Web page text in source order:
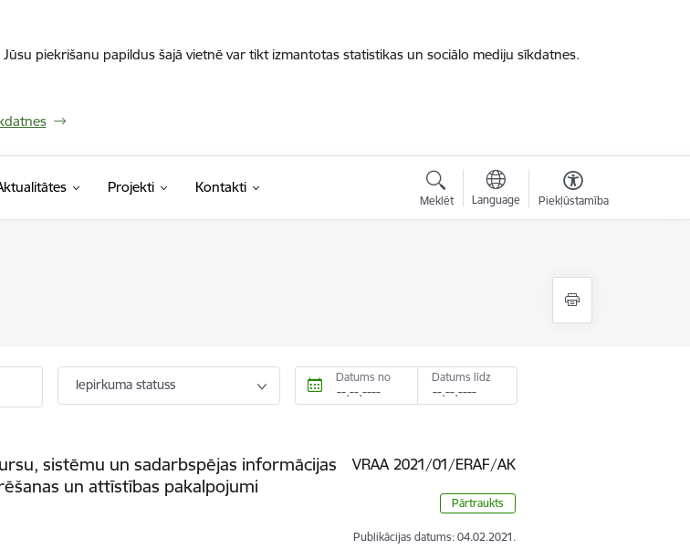
piekrišanu papildus šajā vietnē var tikt izmantotas statistikas un sociālo mediju sīkdatnes.
Projekti Kontakti
Meklēt Language Piekļūstamība
Iepirkuma statuss Datums no Datums līdz
sistēmu un sadarbspējas informācijas
un attīstības pakalpojumi
VRAA 2021/01/ERAF/AK
Pārtraukts
Publikācijas datums: 04.02.2021.